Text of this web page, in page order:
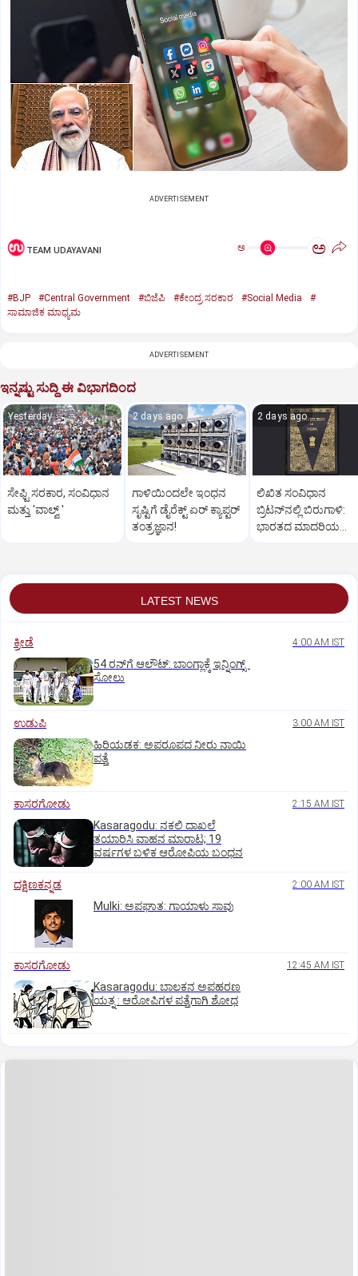
ADVERTISEMENT
TEAM UDAYAVANI ಅ ಅ
#BJP #Central Government #ಬಿಜೆಪಿ #ಕೇಂದ್ರ ಸರಕಾರ #Social Media
#
ಸಾಮಾಜಿಕ ಮಾಧ್ಯಮ
ADVERTISEMENT
ಇನ್ನಷ್ಟು ಸುದ್ದಿ ಈ ವಿಭಾಗದಿಂದ
Yesterday
ಸೇಫ್ಟಿ ಸರಕಾರ, ಸಂವಿಧಾನ
ಮತ್ತು 'ವಾಲ್ವ್ '
2 days ago
ಗಾಳಿಯಿಂದಲೇ ಇಂಧನ
ಸೃಷ್ಟಿಗೆ ಡೈರೆಕ್ಟ್ ಏರ್‌ ಕ್ಯಾಪ್ಟರ್
ತಂತ್ರಜ್ಞಾನ!
2 days ago
ಲಿಖಿತ ಸಂವಿಧಾನ
ಬ್ರಿಟನ್‌ನಲ್ಲಿ ಬಿರುಗಾಳಿ:
ಭಾರತದ ಮಾದರಿಯ
LATEST NEWS
ಕ್ರೀಡೆ 4:00 AM IST
54 ರನ್‌ಗೆ ಆಲೌಟ್‌: ಬಾಂಗ್ಲಾಕ್ಕೆ ಇನ್ನಿಂಗ್ಸ್‌
ಸೋಲು
ಉಡುಪಿ 3:00 AM IST
ಹಿರಿಯಡಕ: ಅಪರೂಪದ ನೀರು ನಾಯಿ
ಪತ್ತೆ
ಕಾಸರಗೋಡು 2:15 AM IST
Kasaragodu: ನಕಲಿ ದಾಖಲೆ
ತಯಾರಿಸಿ ವಾಹನ ಮಾರಾಟ; 19
ವರ್ಷಗಳ ಬಳಿಕ ಆರೋಪಿಯ ಬಂಧನ
ದಕ್ಷಿಣಕನ್ನಡ 2:00 AM IST
Mulki: ಅಪಘಾತ: ಗಾಯಾಳು ಸಾವು
ಕಾಸರಗೋಡು 12:45 AM IST
Kasaragodu: ಬಾಲಕನ ಅಪಹರಣ
ಯತ್ನ : ಆರೋಪಿಗಳ ಪತ್ತೆಗಾಗಿ ಶೋಧ